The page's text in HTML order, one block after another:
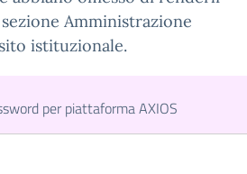
Amministrazione
istituzionale.
per piattaforma AXIOS